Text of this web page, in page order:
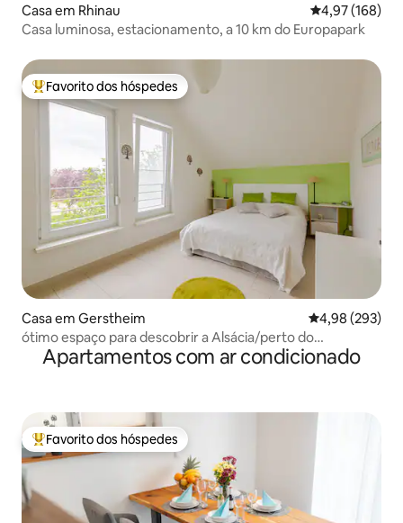
Casa em Rhinau Classificação
4,97 (168)
Casa luminosa, estacionamento, a 10 km do Europapark
Favoritos dos hóspedes mais apreciados
Favorito dos hóspedes
Casa em Gerstheim Classificação
4,98 (293)
ótimo espaço para descobrir a Alsácia/perto do
Europapark.
Apartamentos com ar condicionado
Favoritos dos hóspedes mais apreciados
Favorito dos hóspedes